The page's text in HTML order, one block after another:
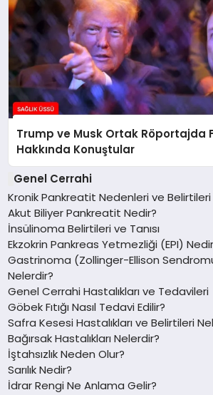
Trump ve Musk Ortak Röportajda
Hakkında Konuştular
Genel Cerrahi
Kronik Pankreatit Nedenleri ve Belirtileri
Akut Biliyer Pankreatit Nedir?
İnsülinoma Belirtileri ve Tanısı
Ekzokrin Pankreas Yetmezliği (EPI)
Gastrinoma (Zollinger-Ellison
Nelerdir?
Genel Cerrahi Hastalıkları ve Tedavileri
Göbek Fıtığı Nasıl Tedavi Edilir?
Safra Kesesi Hastalıkları ve Belirtileri
Bağırsak Hastalıkları Nelerdir?
İştahsızlık Neden Olur?
Sarılık Nedir?
İdrar Rengi Ne Anlama Gelir?